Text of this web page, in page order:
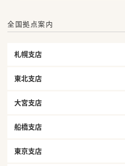
全国拠点案内
札幌支店
東北支店
大宮支店
船橋支店
東京支店